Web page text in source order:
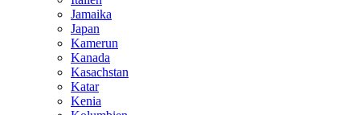
Jamaika
Japan
Kamerun
Kanada
Kasachstan
Katar
Kenia